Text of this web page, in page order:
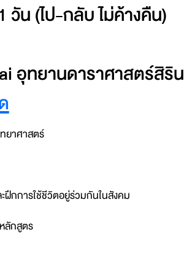
น (ไป-กลับ ไม่ค้างคืน)
อุทยานดาราศาสตร์สิริน
ยาศาสตร์
ฝึกการใช้ชีวิตอยู่ร่วมกันในสังคม
ลักสูตร